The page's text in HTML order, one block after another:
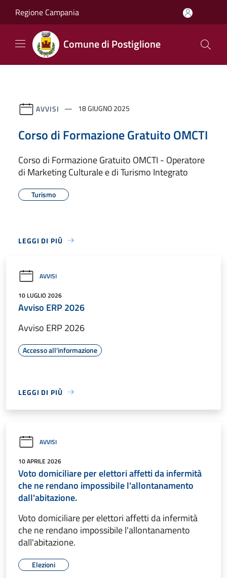
Regione Campania
Comune di Postiglione
AVVISI 18 GIUGNO 2025
Corso di Formazione Gratuito OMCTI
Corso di Formazione Gratuito OMCTI - Operatore
di Marketing Culturale e di Turismo Integrato
Turismo
LEGGI DI PIÙ
AVVISI
10 LUGLIO 2026
Avviso ERP 2026
Avviso ERP 2026
Accesso all'informazione
LEGGI DI PIÙ
AVVISI
10 APRILE 2026
Voto domiciliare per elettori affetti da infermità
che ne rendano impossibile l'allontanamento
dall'abitazione.
Voto domiciliare per elettori affetti da infermità
che ne rendano impossibile l'allontanamento
dall'abitazione.
Elezioni